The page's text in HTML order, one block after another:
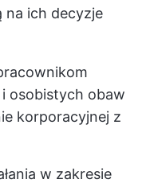
na ich decyzje
osobistych obaw
korporacyjnej z
w zakresie